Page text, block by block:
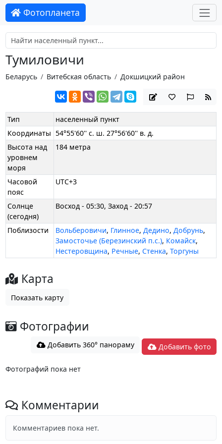
Фотопланета
Тумиловичи
Беларусь Витебская область Докшицкий район
Тип
населенный пункт
Координаты 54°55'60'' с. ш. 27°56'60'' в. д.
Высота над
уровнем
моря
184 метра
Часовой
пояс
UTC+3
Солнце
(сегодня)
Восход - 05:30, Заход - 20:57
Поблизости Вольберовичи, Глинное,Дедино,Добрунь,
Замосточье (Березинский п.с.), Комайск,
Нестеровщина, Речные, Стенка,Торгуны
Карта
Показать карту
Фотографии
Добавить 360° панораму Добавить фото
Фотографий пока нет
Комментарии
Комментариев пока нет.